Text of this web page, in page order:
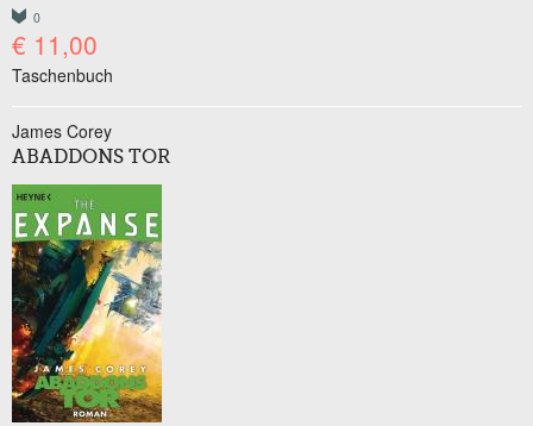
0
€ 11,00
Taschenbuch
James Corey
ABADDONS TOR